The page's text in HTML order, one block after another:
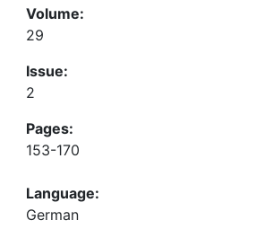
Volume:
29
Issue:
2
Pages:
153-170
Language:
German